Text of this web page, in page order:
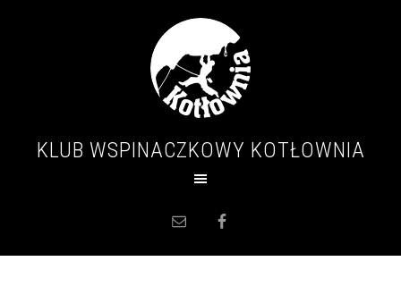
KLUB WSPINACZKOWY KOTŁOWNIA